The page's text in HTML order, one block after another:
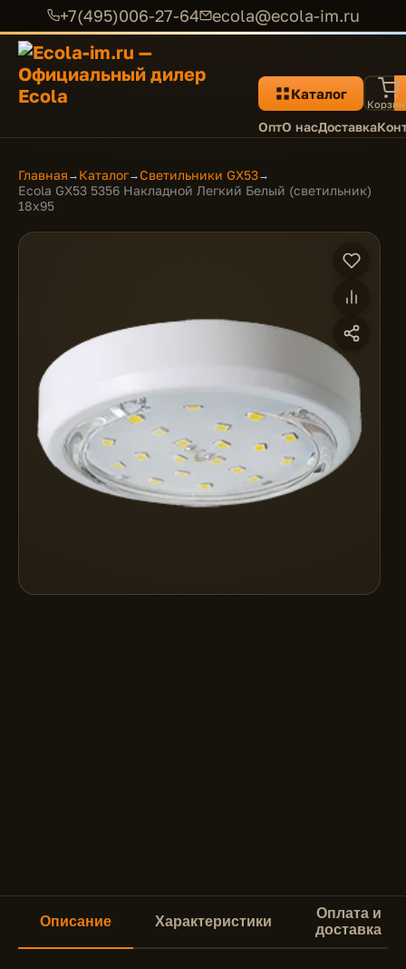
+7(495)006-27-64 ecola@ecola-im.ru
Каталог
ОптО насДоставка
Главная → Каталог→Светильники GX53→
Ecola GX53 5356 Накладной Легкий Белый (светильник)
18x95
Описание Характеристики
Оплата и
доставка